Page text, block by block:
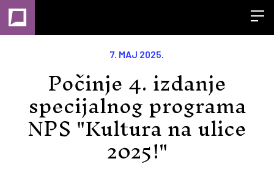
7. MAJ 2025.
Počinje 4. izdanje
specijalnog programa
NPS "Kultura na ulice
2025!"